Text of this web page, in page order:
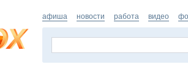
афиша новости работа видео